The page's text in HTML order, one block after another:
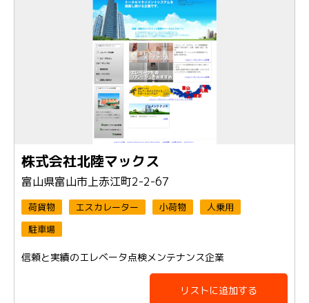
株式会社北陸マックス
富山県富山市上赤江町2-2-67
荷貨物 エスカレーター 小荷物
人乗用
駐車場
信頼と実績のエレベータ点検メンテナンス企業
リストに追加する